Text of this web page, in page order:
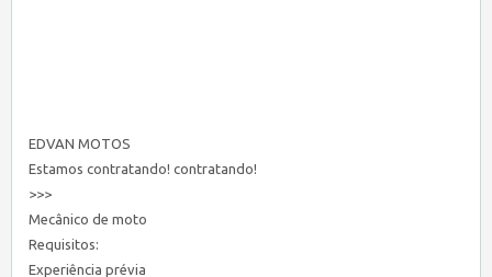
EDVAN MOTOS
Estamos contratando! contratando!
>>>
Mecânico de moto
Requisitos:
Experiência prévia